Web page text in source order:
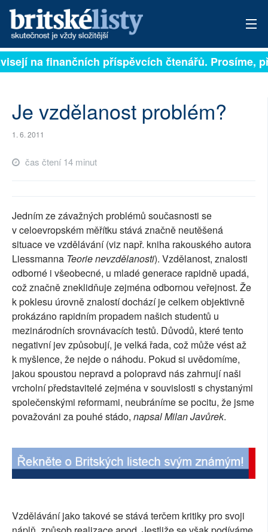
PŘIHLÁSIT
ARCHIV
AUTOŘI
PŘÍSPĚVKY NA PROVOZ
SOCIÁLNÍ SÍTĚ
RUBRIKY
PLNÁ VERZE STRÁNEK
na finančních příspěvcích čtenářů. Prosíme,
Je vzdělanost problém?
1. 6. 2011
čas čtení 14 minut
Jedním ze závažných problémů současnosti se
v celoevropském měřítku stává značně neutěšená
situace ve vzdělávání (viz např. kniha rakouského autora
Liessmanna Teorie nevzdělanosti). Vzdělanost, znalosti
odborné i všeobecné, u mladé generace rapidně upadá,
což značně zneklidňuje zejména odbornou veřejnost. Že
k poklesu úrovně znalostí dochází je celkem objektivně
prokázáno rapidním propadem našich studentů u
mezinárodních srovnávacích testů. Důvodů, které tento
negativní jev způsobují, je velká řada, což může vést až
k myšlence, že nejde o náhodu. Pokud si uvědomíme,
jakou spoustou nepravd a polopravd nás zahrnují naši
vrcholní představitelé zejména v souvislosti s chystanými
společenskými reformami, neubráníme se pocitu, že jsme
považováni za pouhé stádo, napsal Milan Javůrek.
Vzdělávání jako takové se stává terčem kritiky pro svoji